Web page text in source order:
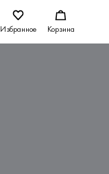
Избранное Корзина